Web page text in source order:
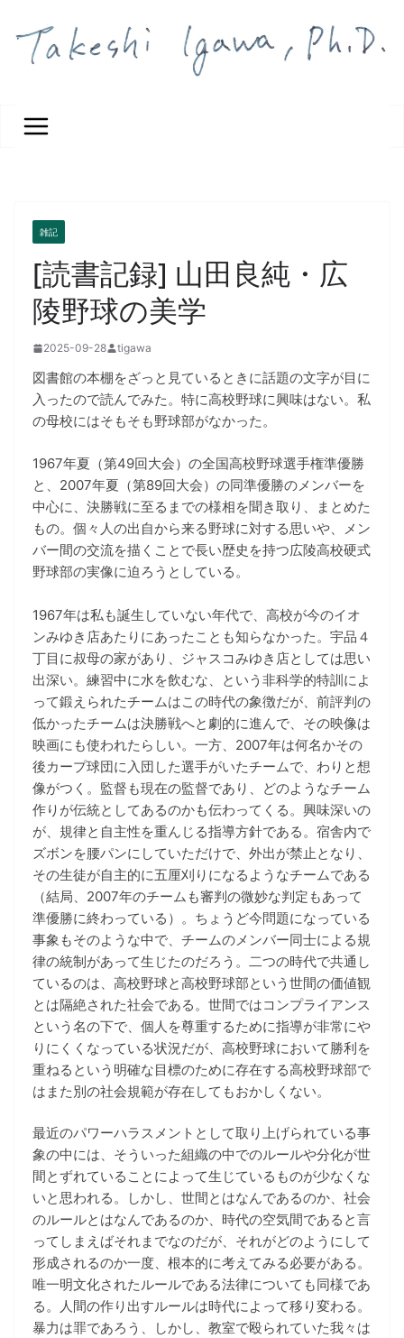
雑記
[読書記録] 山田良純・広
陵野球の美学
2025-09-28 tigawa
図書館の本棚をざっと見ているときに話題の文字が目に
入ったので読んでみた。特に高校野球に興味はない。私
の母校にはそもそも野球部がなかった。
1967年夏（第49回大会）の全国高校野球選手権準優勝
と、2007年夏（第89回大会）の同準優勝のメンバーを
中心に、決勝戦に至るまでの様相を聞き取り、まとめた
もの。個々人の出自から来る野球に対する思いや、メン
バー間の交流を描くことで長い歴史を持つ広陵高校硬式
野球部の実像に迫ろうとしている。
1967年は私も誕生していない年代で、高校が今のイオ
ンみゆき店あたりにあったことも知らなかった。宇品４
丁目に叔母の家があり、ジャスコみゆき店としては思い
出深い。練習中に水を飲むな、という非科学的特訓によ
って鍛えられたチームはこの時代の象徴だが、前評判の
低かったチームは決勝戦へと劇的に進んで、その映像は
映画にも使われたらしい。一方、2007年は何名かその
後カープ球団に入団した選手がいたチームで、わりと想
像がつく。監督も現在の監督であり、どのようなチーム
作りが伝統としてあるのかも伝わってくる。興味深いの
が、規律と自主性を重んじる指導方針である。宿舎内で
ズボンを腰パンにしていただけで、外出が禁止となり、
その生徒が自主的に五厘刈りになるようなチームである
（結局、2007年のチームも審判の微妙な判定もあって
準優勝に終わっている）。ちょうど今問題になっている
事象もそのような中で、チームのメンバー同士による規
律の統制があって生じたのだろう。二つの時代で共通し
ているのは、高校野球と高校野球部という世間の価値観
とは隔絶された社会である。世間ではコンプライアンス
という名の下で、個人を尊重するために指導が非常にや
りにくくなっている状況だが、高校野球において勝利を
重ねるという明確な目標のために存在する高校野球部で
はまた別の社会規範が存在してもおかしくない。
最近のパワーハラスメントとして取り上げられている事
象の中には、そういった組織の中でのルールや分化が世
間とずれていることによって生じているものが少なくな
いと思われる。しかし、世間とはなんであるのか、社会
のルールとはなんであるのか、時代の空気間であると言
ってしまえばそれまでなのだが、それがどのようにして
形成されるのか一度、根本的に考えてみる必要がある。
唯一明文化されたルールである法律についても同様であ
る。人間の作り出すルールは時代によって移り変わる。
暴力は罪であろう、しかし、教室で殴られていた我々は